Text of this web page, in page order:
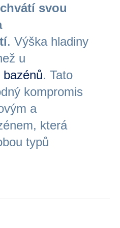
svou
. Výška hladiny
u
. Tato
kompromis
a
která
typů